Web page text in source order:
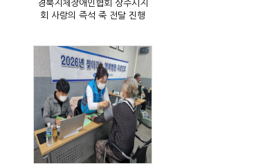
회 사랑의 즉석 죽 전달 진행